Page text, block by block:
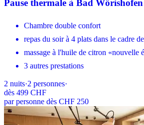
Pause thermale à Bad Wörishofen
Chambre double confort
repas du soir à 4 plats dans le cadre
massage à l'huile de citron «nouvelle
3 autres prestations
2 nuits·2 personnes·
dès 499 CHF
par personne dès CHF 250